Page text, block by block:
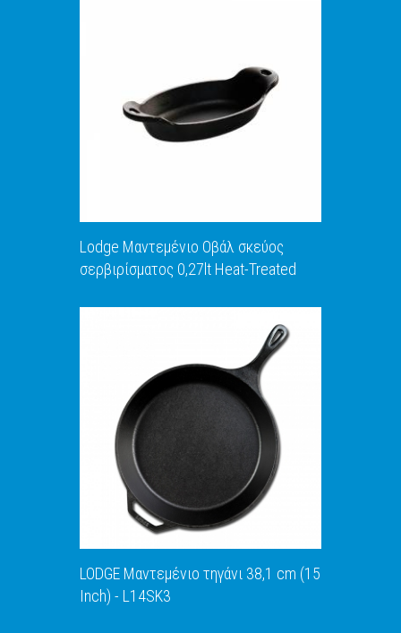
ΑΝΑΚΑΛΥΨΕ ΤΟ
Lodge Μαντεμένιο Οβάλ σκεύος
σερβιρίσματος 0,27lt Heat-Treated
LODGE Μαντεμένιο τηγάνι 38,1 cm (15
Inch) - L14SK3